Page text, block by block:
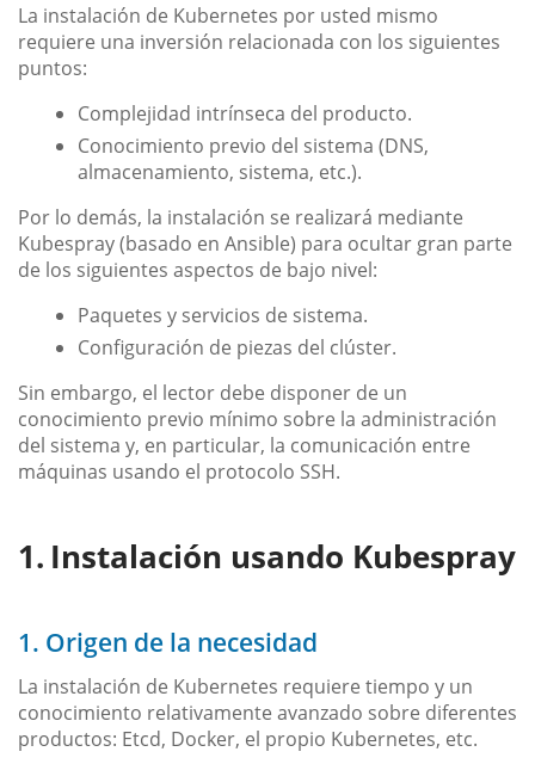
La instalación de Kubernetes por usted mismo
requiere una inversión relacionada con los siguientes
puntos:
Complejidad intrínseca del producto.
Conocimiento previo del sistema (DNS,
almacenamiento, sistema, etc.).
Por lo demás, la instalación se realizará mediante
Kubespray (basado en Ansible) para ocultar gran parte
de los siguientes aspectos de bajo nivel:
Paquetes y servicios de sistema.
Configuración de piezas del clúster.
Sin embargo, el lector debe disponer de un
conocimiento previo mínimo sobre la administración
del sistema y, en particular, la comunicación entre
máquinas usando el protocolo SSH.
Instalación usando Kubespray
1. Origen de la necesidad
La instalación de Kubernetes requiere tiempo y un
conocimiento relativamente avanzado sobre diferentes
productos: Etcd, Docker, el propio Kubernetes, etc.